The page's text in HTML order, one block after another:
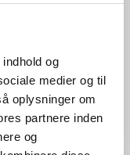
og
medier og til
oplysninger om
partnere inden
og